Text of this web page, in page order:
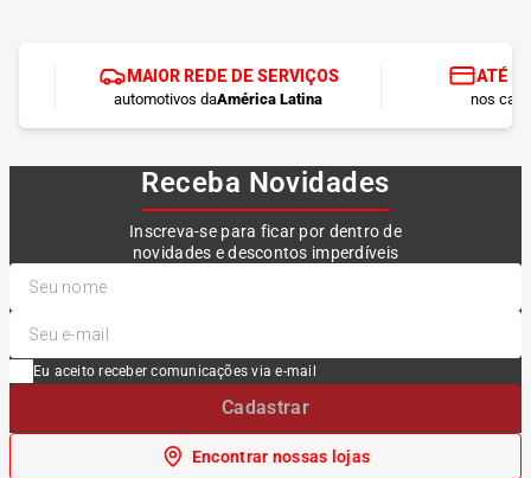
MAIOR REDE DE SERVIÇOS
automotivos daAmérica Latina
ATÉ
nos
Receba Novidades
Inscreva-se para ficar por dentro de
novidades e descontos imperdíveis
Eu aceito receber comunicações via e-mail
Cadastrar
Encontrar nossas lojas